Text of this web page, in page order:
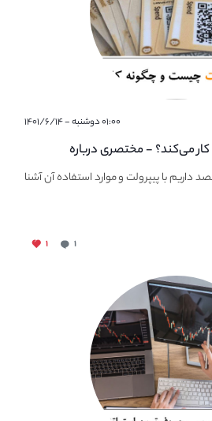
۰۱:۰۰ دوشنبه - ۱۴۰۱/۶/۱۴
می‌کند؟ - مختصری درباره
داریم با پیپر‌ولت و موارد استفاده آن آشنا
۱ ۱